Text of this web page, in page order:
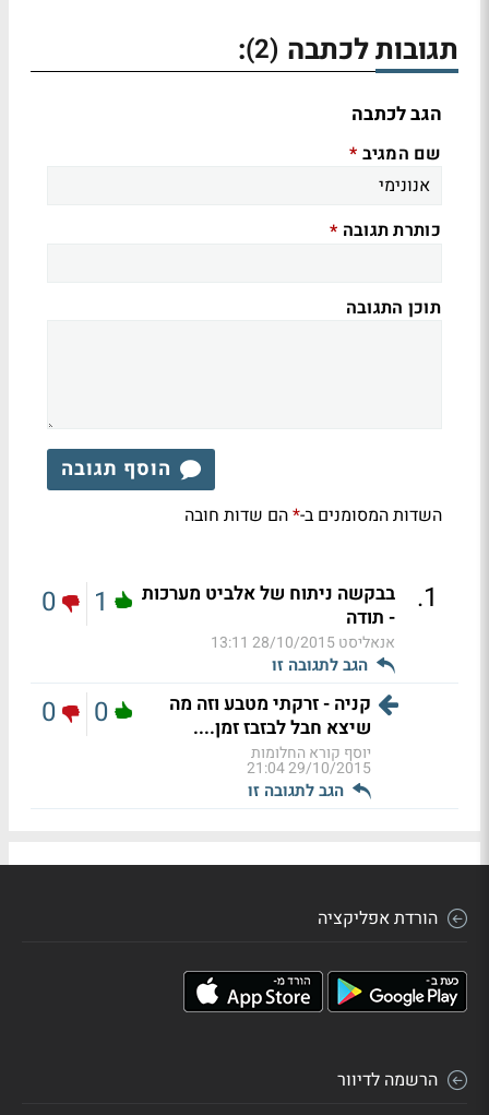
תגובות לכתבה (2)
:
הגב לכתבה
שם המגיב *
כותרת תגובה *
תוכן התגובה
הוסף תגובה
השדות המסומנים ב-*הם שדות חובה
1
.
בבקשה ניתוח של אלביט מערכות
- תודה
אנאליסט28/10/2015 13:11
הגב לתגובה זו
1
0
קניה - זרקתי מטבע וזה מה
שיצא חבל לבזבז זמן....
יוסף קורא החלומות
29/10/2015 21:04
הגב לתגובה זו
0
0
הורדת אפליקציה
הרשמה לדיוור